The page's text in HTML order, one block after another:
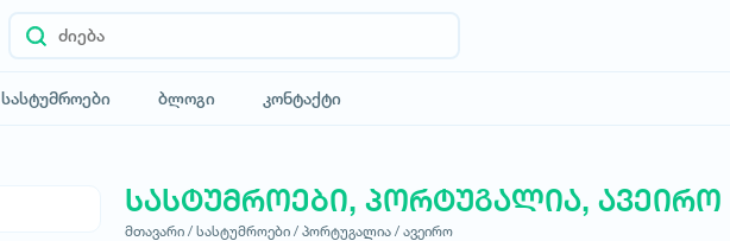
სასტუმროები ბლოგი კონტაქტი
სასტუმროები, პორტუგალია, ავეირო
მთავარი / სასტუმროები / პორტუგალია / ავეირო